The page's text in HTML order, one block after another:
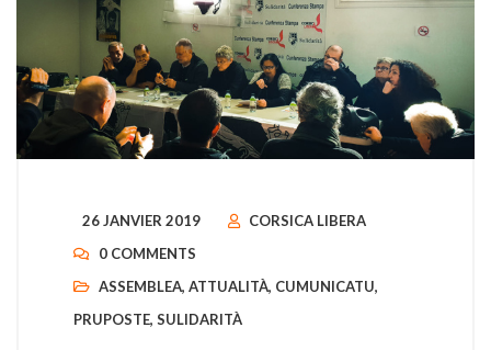
26 JANVIER 2019
CORSICA LIBERA
0 COMMENTS
ASSEMBLEA, ATTUALITÀ, CUMUNICATU,
PRUPOSTE, SULIDARITÀ